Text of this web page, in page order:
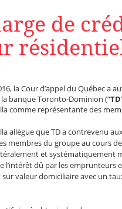
de
la Cour d’appel du Québec a
banque Toronto-Dominion (“TD
comme représentante des
allègue que TD a contrevenu
membres du groupe au cours
et systématiquement
l’intérêt dû par les emprunteurs
sur valeur domiciliaire avec un